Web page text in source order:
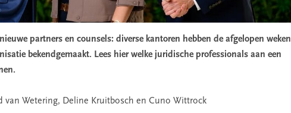
partners en counsels: diverse kantoren hebben de afgelopen weken
bekendgemaakt. Lees hier welke juridische professionals aan een
van Wetering, Deline Kruitbosch en Cuno Wittrock